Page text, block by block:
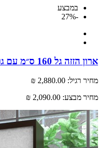
במבצע
160 ס״מ עם גוף סנדויץ במבצע
רגיל: 2,880.00 ₪
מבצע: 2,090.00 ₪